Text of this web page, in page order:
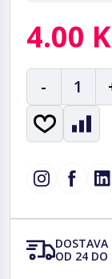
4.00
- 1
DOSTAVA
OD 24 DO